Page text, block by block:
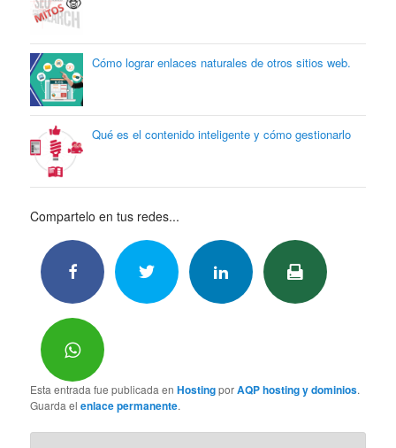
Cómo lograr enlaces naturales de otros sitios web.
Qué es el contenido inteligente y cómo gestionarlo
Compartelo en tus redes...
Esta entrada fue publicada enHostingporAQP hosting y dominios.
Guarda elenlace permanente.